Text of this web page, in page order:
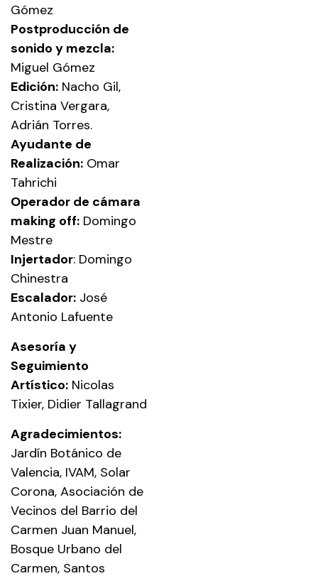
Gómez
Postproducción de
sonido y mezcla:
Miguel Gómez
Edición: Nacho Gil,
Cristina Vergara,
Adrián Torres.
Ayudante de
Realización: Omar
Tahrichi
Operador de cámara
making off: Domingo
Mestre
Injertador: Domingo
Chinestra
Escalador: José
Antonio Lafuente
Asesoría y
Seguimiento
Artístico: Nicolas
Tixier, Didier Tallagrand
Agradecimientos:
Jardín Botánico de
Valencia, IVAM, Solar
Corona, Asociación de
Vecinos del Barrio del
Carmen Juan Manuel,
Bosque Urbano del
Carmen, Santos